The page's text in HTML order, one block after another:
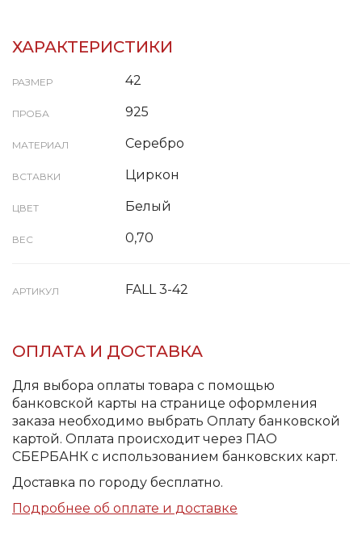
ХАРАКТЕРИСТИКИ
РАЗМЕР 42
ПРОБА 925
МАТЕРИАЛ Серебро
ВСТАВКИ Циркон
ЦВЕТ Белый
ВЕС 0,70
АРТИКУЛ FALL 3-42
ОПЛАТА И ДОСТАВКА
Для выбора оплаты товара с помощью
банковской карты на странице оформления
заказа необходимо выбрать Оплату банковской
картой. Оплата происходит через ПАО
СБЕРБАНК с использованием банковских карт.
Доставка по городу бесплатно.
Подробнее об оплате и доставке